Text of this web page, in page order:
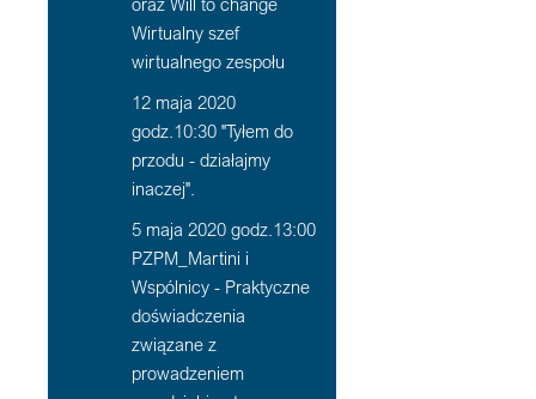
Wirtualny szef
wirtualnego zespołu
12 maja 2020
godz.10:30 "Tyłem do
przodu - działajmy
inaczej".
5 maja 2020 godz.13:00
PZPM_Martini i
Wspólnicy - Praktyczne
doświadczenia
związane z
prowadzeniem